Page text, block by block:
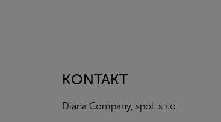
KONTAKT
Diana Company, spol. s r.o.